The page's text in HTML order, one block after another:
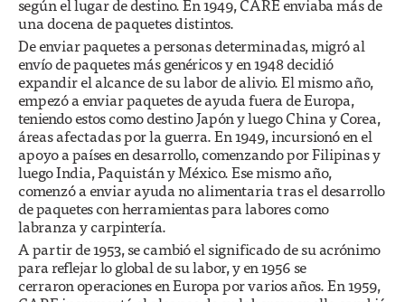
según el lugar de destino. En 1949, CARE enviaba más de
una docena de paquetes distintos.
De enviar paquetes a personas determinadas, migró al
envío de paquetes más genéricos y en 1948 decidió
expandir el alcance de su labor de alivio. El mismo año,
empezó a enviar paquetes de ayuda fuera de Europa,
teniendo estos como destino Japón y luego China y Corea,
áreas afectadas por la guerra. En 1949, incursionó en el
apoyo a países en desarrollo, comenzando por Filipinas y
luego India, Paquistán y México. Ese mismo año,
comenzó a enviar ayuda no alimentaria tras el desarrollo
de paquetes con herramientas para labores como
labranza y carpintería.
A partir de 1953, se cambió el significado de su acrónimo
para reflejar lo global de su labor, y en 1956 se
cerraron operaciones en Europa por varios años. En 1959,